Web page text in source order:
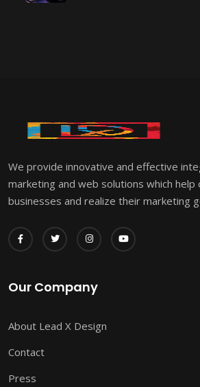
We provide innovative and effective
marketing and web solutions which
businesses and realize their marketing
Our Company
About Lead X Design
Contact
Press